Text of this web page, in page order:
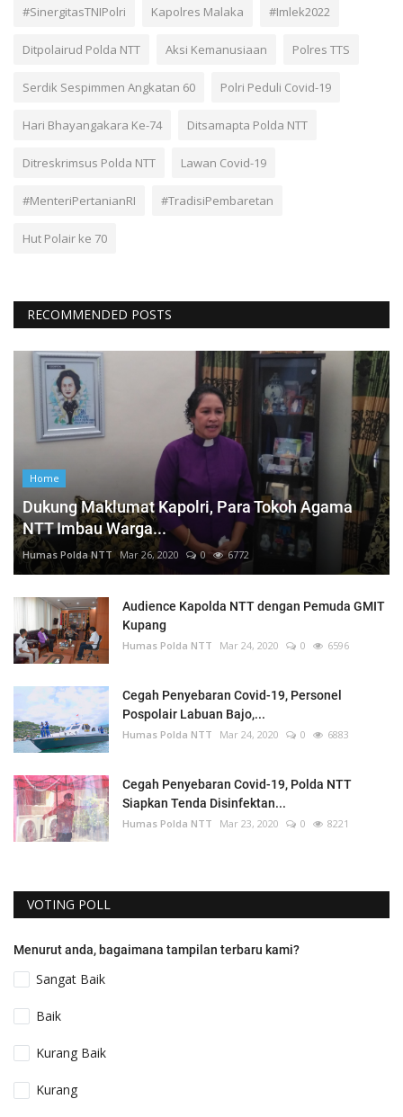
#SinergitasTNIPolri Kapolres Malaka #Imlek2022
Ditpolairud Polda NTT Aksi Kemanusiaan Polres TTS
Serdik Sespimmen Angkatan 60 Polri Peduli Covid-19
Hari Bhayangakara Ke-74 Ditsamapta Polda NTT
Ditreskrimsus Polda NTT Lawan Covid-19
#MenteriPertanianRI #TradisiPembaretan
Hut Polair ke 70
RECOMMENDED POSTS
Home
Dukung Maklumat Kapolri, Para Tokoh Agama
NTT Imbau Warga...
Humas Polda NTT Mar 26, 2020 0 6772
Audience Kapolda NTT dengan Pemuda GMIT
Kupang
Humas Polda NTT Mar 24, 2020 0 6596
Cegah Penyebaran Covid-19, Personel
Pospolair Labuan Bajo,...
Humas Polda NTT Mar 24, 2020 0 6883
Cegah Penyebaran Covid-19, Polda NTT
Siapkan Tenda Disinfektan...
Humas Polda NTT Mar 23, 2020 0 8221
VOTING POLL
Menurut anda, bagaimana tampilan terbaru kami?
Sangat Baik
Baik
Kurang Baik
Kurang